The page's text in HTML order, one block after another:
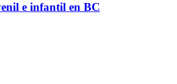
e infantil en BC